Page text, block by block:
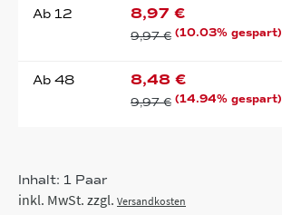
Ab 12 8,97 €
9,97 € (10.03% gespart)
Ab 48 8,48 €
9,97 € (14.94% gespart)
Inhalt: 1 Paar
inkl. MwSt. zzgl. Versandkosten